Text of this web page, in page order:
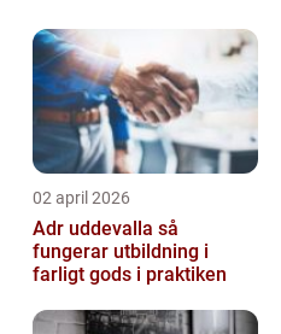
02 april 2026
Adr uddevalla så
fungerar utbildning i
farligt gods i praktiken